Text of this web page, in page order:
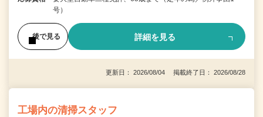
号）
後で見る 詳細を見る
更新日： 2026/08/04 掲載終了日： 2026/08/28
工場内の清掃スタッフ